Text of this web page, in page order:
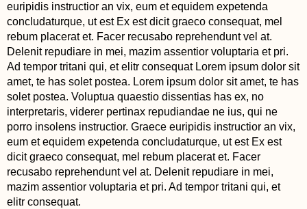
euripidis instructior an vix, eum et equidem expetenda
concludaturque, ut est Ex est dicit graeco consequat, mel
rebum placerat et. Facer recusabo reprehendunt vel at.
Delenit repudiare in mei, mazim assentior voluptaria et pri.
Ad tempor tritani qui, et elitr consequat Lorem ipsum dolor sit
amet, te has solet postea. Lorem ipsum dolor sit amet, te has
solet postea. Voluptua quaestio dissentias has ex, no
interpretaris, viderer pertinax repudiandae ne ius, qui ne
porro insolens instructior. Graece euripidis instructior an vix,
eum et equidem expetenda concludaturque, ut est Ex est
dicit graeco consequat, mel rebum placerat et. Facer
recusabo reprehendunt vel at. Delenit repudiare in mei,
mazim assentior voluptaria et pri. Ad tempor tritani qui, et
elitr consequat.